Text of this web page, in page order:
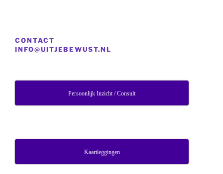
CONTACT
INFO@UITJEBEWUST.NL
Persoonlijk Inzicht / Consult
Kaartleggingen